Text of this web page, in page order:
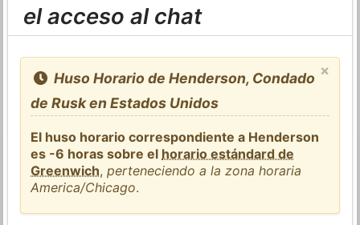
el acceso al chat
×
Huso Horario de Henderson, Condado
de Rusk en Estados Unidos
El huso horario correspondiente a Henderson
es -6 horas sobre el horario estándard de
Greenwich,perteneciendo a la zona horaria
America/Chicago.